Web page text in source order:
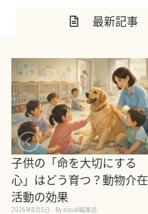
最新記事
子供の「命を大切にする
心」はどう育つ？動物介在
活動の効果
2026年8月5日 By equall編集部